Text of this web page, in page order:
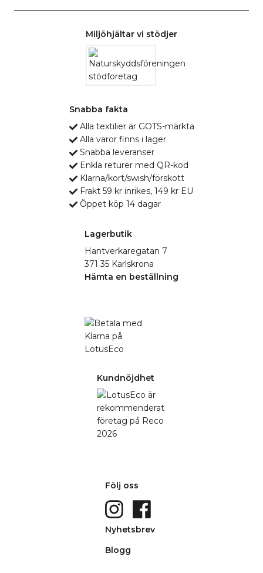
Miljöhjältar vi stödjer
Snabba fakta
Alla textilier är GOTS-märkta
Alla varor finns i lager
Snabba leveranser
Enkla returer med QR-kod
Klarna/kort/swish/förskott
Frakt 59 kr inrikes, 149 kr EU
Öppet köp 14 dagar
Lagerbutik
Hantverkaregatan 7
371 35 Karlskrona
Hämta en beställning
Kundnöjdhet
Följ oss
Nyhetsbrev
Blogg